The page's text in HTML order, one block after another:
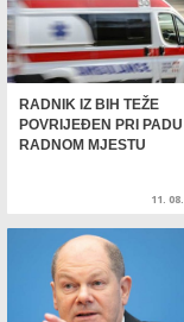
RADNIK IZ BIH TEŽE
POVRIJEĐEN PRI
RADNOM MJESTU
11.